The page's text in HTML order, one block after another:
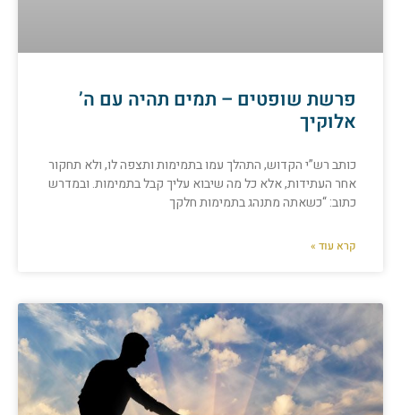
פרשת שופטים – תמים תהיה עם ה’
אלוקיך
כותב רש”י הקדוש, התהלך עמו בתמימות ותצפה לו, ולא תחקור
אחר העתידות, אלא כל מה שיבוא עליך קבל בתמימות. ובמדרש
כתוב: “כשאתה מתנהג בתמימות חלקך
קרא עוד »